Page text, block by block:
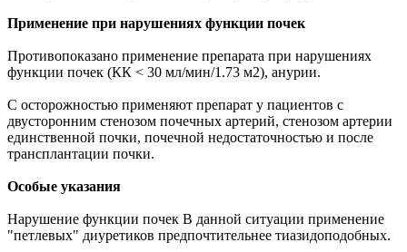
Применение при нарушениях функции почек
Противопоказано применение препарата при нарушениях
функции почек (КК < 30 мл/мин/1.73 м2), анурии.
С осторожностью применяют препарат у пациентов с
двусторонним стенозом почечных артерий, стенозом артерии
единственной почки, почечной недостаточностью и после
трансплантации почки.
Особые указания
Нарушение функции почек В данной ситуации применение
"петлевых" диуретиков предпочтительнее тиазидоподобных.